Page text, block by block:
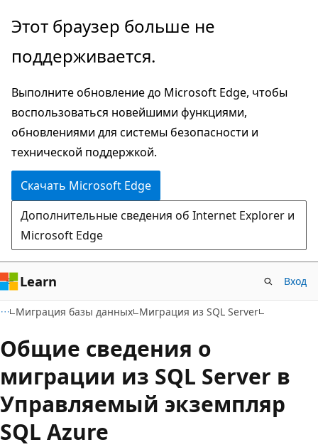
Пропустить
перейти
основному
содержимому
Этот браузер больше не
поддерживается.
Выполните обновление до Microsoft Edge, чтобы
воспользоваться новейшими функциями,
обновлениями для системы безопасности и
технической поддержкой.
Скачать Microsoft Edge
Дополнительные сведения об Internet Explorer и
Microsoft Edge
Learn Вход
Миграция базы данных Миграция из SQL Server
Общие сведения о
миграции из SQL Server в
Управляемый экземпляр
SQL Azure